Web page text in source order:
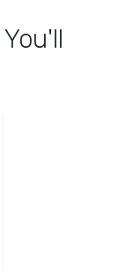
You'll